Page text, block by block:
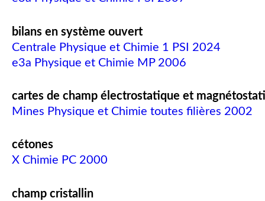
bilans en système ouvert
Centrale Physique et Chimie 1 PSI 2024
e3a Physique et Chimie MP 2006
cartes de champ électrostatique et
Mines Physique et Chimie toutes filières 2002
cétones
X Chimie PC 2000
champ cristallin